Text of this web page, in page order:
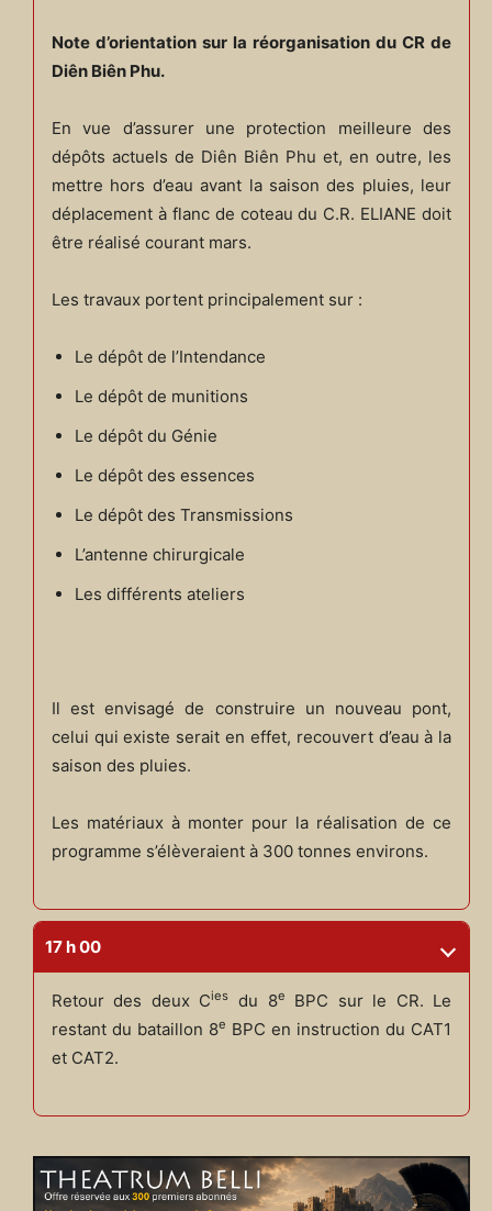
Note d’orientation sur la réorganisation du CR de
Diên Biên Phu.
En vue d’assurer une protection meilleure des
dépôts actuels de Diên Biên Phu et, en outre, les
mettre hors d’eau avant la saison des pluies, leur
déplacement à flanc de coteau du C.R. ELIANE doit
être réalisé courant mars.
Les travaux portent principalement sur :
Le dépôt de l’Intendance
Le dépôt de munitions
Le dépôt du Génie
Le dépôt des essences
Le dépôt des Transmissions
L’antenne chirurgicale
Les différents ateliers
Il est envisagé de construire un nouveau pont,
celui qui existe serait en effet, recouvert d’eau à la
saison des pluies.
Les matériaux à monter pour la réalisation de ce
programme s’élèveraient à 300 tonnes environs.
17 h 00
Retour des deux Cies du 8e
BPC sur le CR. Le
restant du bataillon 8e BPC en instruction du CAT1
et CAT2.